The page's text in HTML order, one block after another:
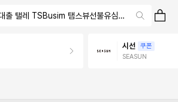
출 탤레 TSBusim 탬스뷰선불유심내구제 비대면선
시선
쿠폰
SEASUN